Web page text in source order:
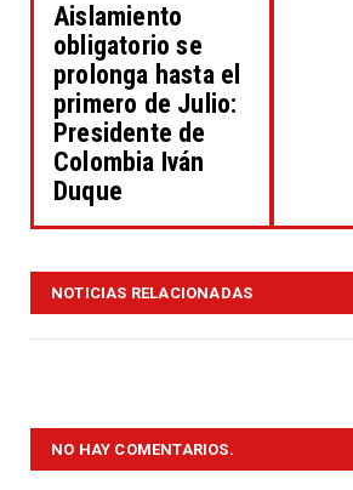
Aislamiento
obligatorio se
prolonga hasta el
primero de Julio:
Presidente de
Colombia Iván
Duque
NOTICIAS RELACIONADAS
NO HAY COMENTARIOS.